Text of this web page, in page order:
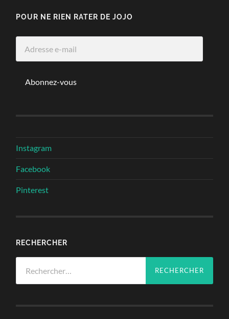
POUR NE RIEN RATER DE JOJO
Abonnez-vous
Instagram
Facebook
Pinterest
RECHERCHER